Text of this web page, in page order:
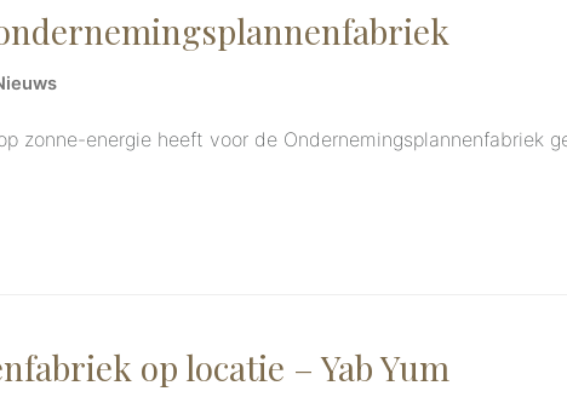
zonne-energie heeft voor de Ondernemingsplannenfabriek
op locatie – Yab Yum